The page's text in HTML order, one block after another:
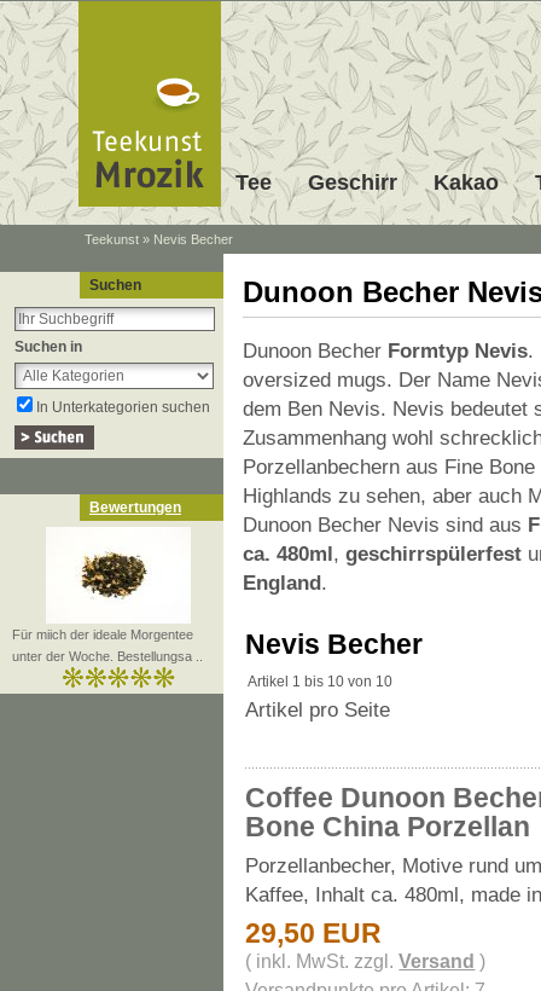
Tee Geschirr Kakao
Teekunst » Nevis Becher
Suchen
Suchen in
In Unterkategorien suchen
Bewertungen
Für miich der ideale Morgentee
unter der Woche. Bestellungsa ..
Dunoon Becher
Dunoon Becher Formtyp Nevis.
oversized mugs. Der Name
dem Ben Nevis. Nevis bedeutet
Zusammenhang wohl
Porzellanbechern aus Fine
Highlands zu sehen, aber auch
Dunoon Becher Nevis sind aus
ca. 480ml, geschirrspülerfest
England.
Nevis Becher
Artikel 1 bis 10 von 10
Artikel pro Seite
Coffee Dunoon
Bone China Porzellan
Porzellanbecher, Motive rund
Kaffee, Inhalt ca. 480ml, made
29,50 EUR
( inkl. MwSt. zzgl.Versand )